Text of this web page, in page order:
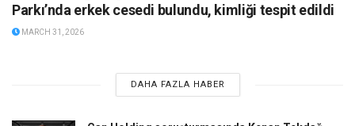
Parkı’nda erkek cesedi bulundu, kimliği tespit edildi
MARCH 31, 2026
DAHA FAZLA HABER